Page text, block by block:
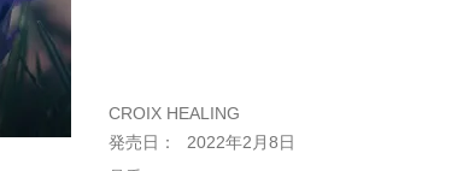
CROIX HEALING
2022年2月8日
​発売日：